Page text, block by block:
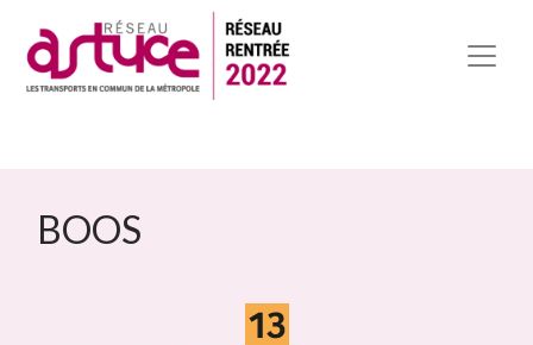
BOOS